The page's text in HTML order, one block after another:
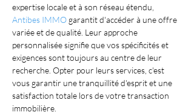
expertise locale et à son réseau étendu,
Antibes IMMO garantit d'accéder à une offre
variée et de qualité. Leur approche
personnalisée signifie que vos spécificités et
exigences sont toujours au centre de leur
recherche. Opter pour leurs services, c'est
vous garantir une tranquillité d'esprit et une
satisfaction totale lors de votre transaction
immobilière.